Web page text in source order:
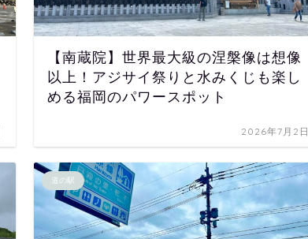
【南蔵院】世界最大級の涅槃像は想像
以上！アジサイ祭りと水みくじも楽し
める福岡のパワースポット
2026年7月2日
道の駅